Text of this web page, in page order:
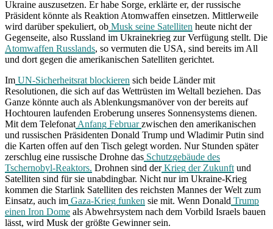
Ukraine auszusetzen. Er habe Sorge, erklärte er, der russische
Präsident könnte als Reaktion Atomwaffen einsetzen. Mittlerweile
wird darüber spekuliert, ob Musk seine Satelliten heute nicht der
Gegenseite, also Russland im Ukrainekrieg zur Verfügung stellt. Die
Atomwaffen Russlands, so vermuten die USA, sind bereits im All
und dort gegen die amerikanischen Satelliten gerichtet.
Im UN-Sicherheitsrat blockieren sich beide Länder mit
Resolutionen, die sich auf das Wettrüsten im Weltall beziehen. Das
Ganze könnte auch als Ablenkungsmanöver von der bereits auf
Hochtouren laufenden Eroberung unseres Sonnensystems dienen.
Mit dem Telefonat Anfang Februarzwischen den amerikanischen
und russischen Präsidenten Donald Trump und Wladimir Putin sind
die Karten offen auf den Tisch gelegt worden. Nur Stunden später
zerschlug eine russische Drohne das Schutzgebäude des
Tschernobyl-Reaktors. Drohnen sind derKrieg der Zukunft und
Satelliten sind für sie unabdingbar. Nicht nur im Ukraine-Krieg
kommen die Starlink Satelliten des reichsten Mannes der Welt zum
Einsatz, auch im Gaza-Krieg funken sie mit. Wenn Donald Trump
einen Iron Dome als Abwehrsystem nach dem Vorbild Israels bauen
lässt, wird Musk der größte Gewinner sein.